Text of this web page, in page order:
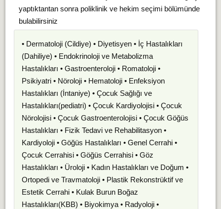
yaptıktantan sonra poliklinik ve hekim seçimi bölümünde
bulabilirsiniz
• Dermatoloji (Cildiye) • Diyetisyen • İç Hastalıkları
(Dahiliye) • Endokrinoloji ve Metabolizma
Hastalıkları • Gastroenteroloji • Romatoloji •
Psikiyatri • Nöroloji • Hematoloji • Enfeksiyon
Hastalıkları (İntaniye) • Çocuk Sağlığı ve
Hastalıkları(pediatri) • Çocuk Kardiyolojisi • Çocuk
Nörolojisi • Çocuk Gastroenterolojisi • Çocuk Göğüs
Hastalıkları • Fizik Tedavi ve Rehabilitasyon •
Kardiyoloji • Göğüs Hastalıkları • Genel Cerrahi •
Çocuk Cerrahisi • Göğüs Cerrahisi • Göz
Hastalıkları • Üroloji • Kadın Hastalıkları ve Doğum •
Ortopedi ve Travmatoloji • Plastik Rekonstrüktif ve
Estetik Cerrahi • Kulak Burun Boğaz
Hastalıkları(KBB) • Biyokimya • Radyoloji •